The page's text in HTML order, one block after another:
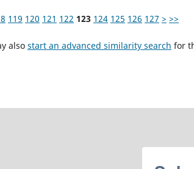
119 120 121 122 123 124 125 126 127 > >>
also start an advanced similarity search for